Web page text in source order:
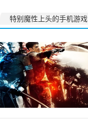
特别魔性上头的手机游戏